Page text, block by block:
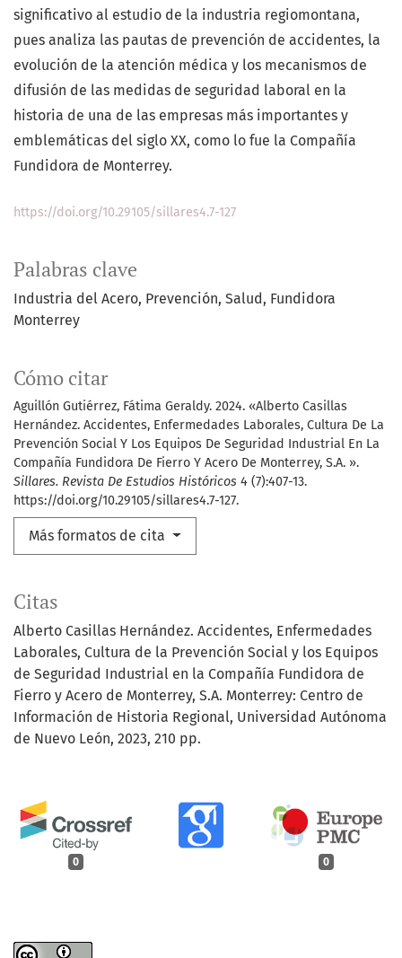
Palabras clave
Industria del Acero Prevención Salud
Fundidora
Monterrey
Cómo citar
Aguillón Gutiérrez, Fátima Geraldy. 2024. «Alberto Casillas
Hernández. Accidentes, Enfermedades Laborales, Cultura De La
Prevención Social Y Los Equipos De Seguridad Industrial En La
Compañía Fundidora De Fierro Y Acero De Monterrey, S.A. ».
Sillares. Revista De Estudios Históricos 4 (7):407-13.
https://doi.org/10.29105/sillares4.7-127.
Más formatos de cita
0 0
significativo al estudio de la industria regiomontana,
pues analiza las pautas de prevención de accidentes, la
evolución de la atención médica y los mecanismos de
difusión de las medidas de seguridad laboral en la
historia de una de las empresas más importantes y
emblemáticas del siglo XX, como lo fue la Compañía
Fundidora de Monterrey.
https://doi.org/10.29105/sillares4.7-127
Citas
Alberto Casillas Hernández. Accidentes, Enfermedades
Laborales, Cultura de la Prevención Social y los Equipos
de Seguridad Industrial en la Compañía Fundidora de
Fierro y Acero de Monterrey, S.A. Monterrey: Centro de
Información de Historia Regional, Universidad Autónoma
de Nuevo León, 2023, 210 pp.